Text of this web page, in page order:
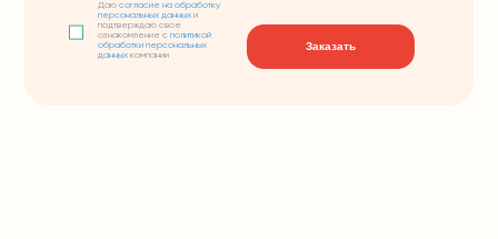
Даюсогласие на обработку
персональных данных и
подтверждаю свое
ознакомление сполитикой
обработки персональных
данных компании
Заказать